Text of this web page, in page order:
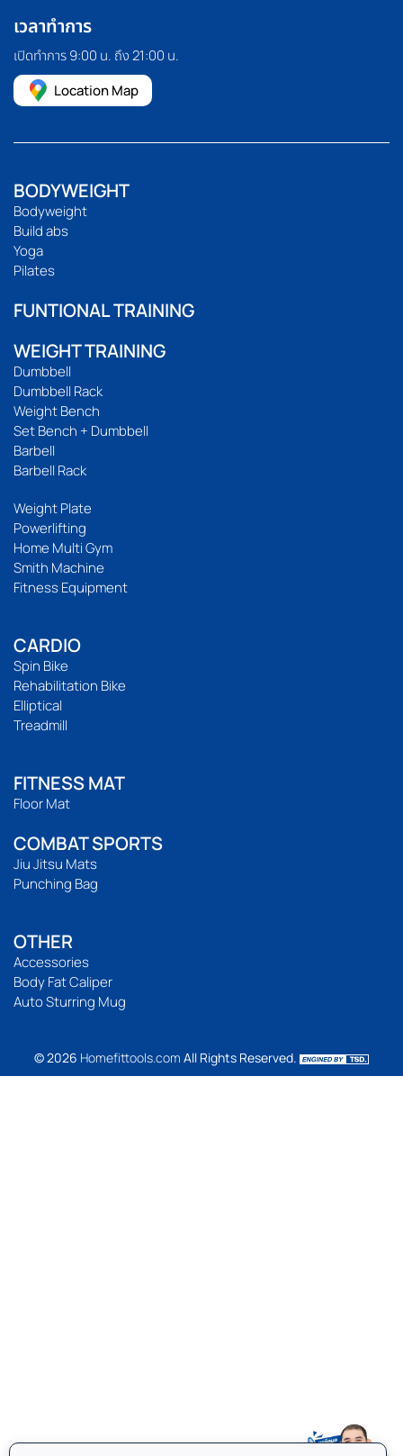
เวลาทำการ
เปิดทำการ 9:00 น. ถึง 21:00 น.
Location Map
BODYWEIGHT
Bodyweight
Build abs
Yoga
Pilates
FUNTIONAL TRAINING
WEIGHT TRAINING
Dumbbell
Dumbbell Rack
Weight Bench
Set Bench + Dumbbell
Barbell
Barbell Rack
Weight Plate
Powerlifting
Home Multi Gym
Smith Machine
Fitness Equipment
CARDIO
Spin Bike
Rehabilitation Bike
Elliptical
Treadmill
FITNESS MAT
Floor Mat
COMBAT SPORTS
Jiu Jitsu Mats
Punching Bag
OTHER
Accessories
Body Fat Caliper
Auto Sturring Mug
© 2026 Homefittools.com All Rights Reserved.